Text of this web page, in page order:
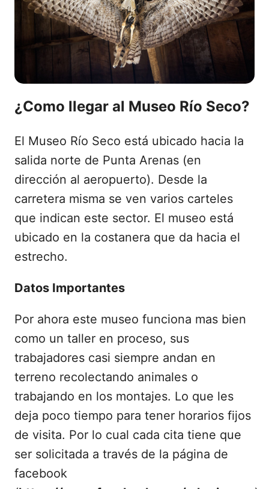
¿Como llegar al Museo Río Seco?
El Museo Río Seco está ubicado hacia la
salida norte de Punta Arenas (en
dirección al aeropuerto). Desde la
carretera misma se ven varios carteles
que indican este sector. El museo está
ubicado en la costanera que da hacia el
estrecho.
Datos Importantes
Por ahora este museo funciona mas bien
como un taller en proceso, sus
trabajadores casi siempre andan en
terreno recolectando animales o
trabajando en los montajes. Lo que les
deja poco tiempo para tener horarios fijos
de visita. Por lo cual cada cita tiene que
ser solicitada a través de la página de
facebook